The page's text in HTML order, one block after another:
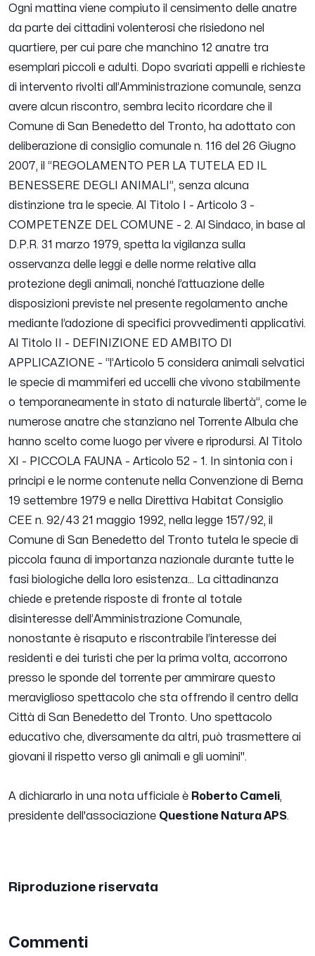
Ogni mattina viene compiuto il censimento delle anatre
da parte dei cittadini volenterosi che risiedono nel
quartiere, per cui pare che manchino 12 anatre tra
esemplari piccoli e adulti. Dopo svariati appelli e richieste
di intervento rivolti all’Amministrazione comunale, senza
avere alcun riscontro, sembra lecito ricordare che il
Comune di San Benedetto del Tronto, ha adottato con
deliberazione di consiglio comunale n. 116 del 26 Giugno
2007, il “REGOLAMENTO PER LA TUTELA ED IL
BENESSERE DEGLI ANIMALI”, senza alcuna
distinzione tra le specie. Al Titolo I - Articolo 3 -
COMPETENZE DEL COMUNE - 2. Al Sindaco, in base al
D.P.R. 31 marzo 1979, spetta la vigilanza sulla
osservanza delle leggi e delle norme relative alla
protezione degli animali, nonché l’attuazione delle
disposizioni previste nel presente regolamento anche
mediante l’adozione di specifici provvedimenti applicativi.
Al Titolo II - DEFINIZIONE ED AMBITO DI
APPLICAZIONE - “l’Articolo 5 considera animali selvatici
le specie di mammiferi ed uccelli che vivono stabilmente
o temporaneamente in stato di naturale libertà”, come le
numerose anatre che stanziano nel Torrente Albula che
hanno scelto come luogo per vivere e riprodursi. Al Titolo
XI - PICCOLA FAUNA - Articolo 52 - 1. In sintonia con i
principi e le norme contenute nella Convenzione di Berna
19 settembre 1979 e nella Direttiva Habitat Consiglio
CEE n. 92/43 21 maggio 1992, nella legge 157/92, il
Comune di San Benedetto del Tronto tutela le specie di
piccola fauna di importanza nazionale durante tutte le
fasi biologiche della loro esistenza... La cittadinanza
chiede e pretende risposte di fronte al totale
disinteresse dell’Amministrazione Comunale,
nonostante è risaputo e riscontrabile l’interesse dei
residenti e dei turisti che per la prima volta, accorrono
presso le sponde del torrente per ammirare questo
meraviglioso spettacolo che sta offrendo il centro della
Città di San Benedetto del Tronto. Uno spettacolo
educativo che, diversamente da altri, può trasmettere ai
giovani il rispetto verso gli animali e gli uomini".
A dichiararlo in una nota ufficiale è Roberto Cameli,
presidente dell'associazione Questione Natura APS.
Riproduzione riservata
Commenti